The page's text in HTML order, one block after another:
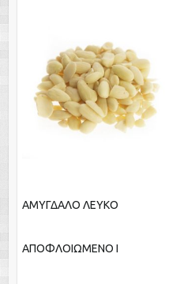
ΑΜΥΓΔΑΛΟ ΛΕΥΚΟ
ΑΠΟΦΛΟΙΩΜΕΝΟ Ι